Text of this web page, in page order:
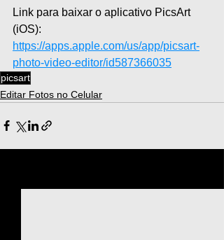
Link para baixar o aplicativo PicsArt
(iOS):
https://apps.apple.com/us/app/picsart-
photo-video-editor/id587366035
picsart
Editar Fotos no Celular